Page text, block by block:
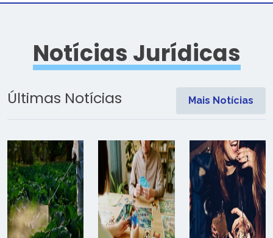
Notícias Jurídicas
Últimas Notícias Mais Notícias